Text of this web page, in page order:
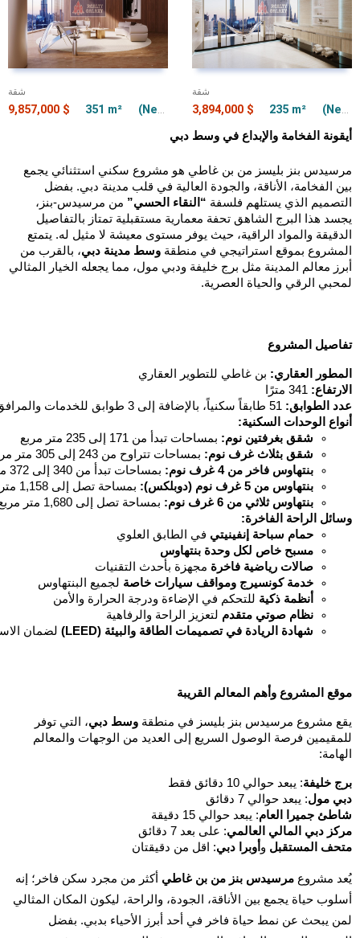
شقة
9,857,000 $ 351 m² (Net) 351 m² 4 + 1
شقة
3,894,000 $ 235 m² (Net) 235 m²
أيقونة الفخامة والإبداع في وسط دبي
مرسيدس بنز بليسز من بن غاطي هو مشروع سكني استثنائي يجمع
بين الفخامة، الأناقة، والجودة العالية في قلب مدينة دبي. بفضل
التصميم الذي يستلهم فلسفة “النقاء الحسي” من مرسيدس-بنز،
يجسد هذا البرج الشاهق تحفة معمارية مستقبلية تمتاز بالتفاصيل
الدقيقة والمواد الراقية، حيث يوفر مستوى معيشة لا مثيل له. يتمتع
المشروع بموقع استراتيجي في منطقة وسط مدينة دبي، بالقرب من
أبرز معالم المدينة مثل برج خليفة ودبي مول، مما يجعله الخيار المثالي
لمحبي الرقي والحياة العصرية.
تفاصيل المشروع
المطور العقاري: بن غاطي للتطوير العقاري
الارتفاع:
عدد الطوابق:
أنواع الوحدات السكنية:
شقق بغرفتين نوم: بمساحات تبدأ من 171 إلى 235 متر مربع
شقق بثلاث غرف نوم: بمساحات تتراوح من 243 إلى 305 متر مربع
بنتهاوس فاخر من 4 غرف نوم:
بمساحات تبدأ من 340 إلى 372 متر مربع
بنتهاوس من 5 غرف نوم (دوبلكس):
بمساحة تصل إلى 1,158 متر مربع
بنتهاوس ثلاثي من 6 غرف نوم:
بمساحة تصل إلى 1,680 متر مربع
وسائل الراحة الفاخرة:
حمام سباحة إنفينيتي في الطابق العلوي
مسبح خاص لكل وحدة بنتهاوس
صالات رياضية فاخرة مجهزة بأحدث التقنيات
خدمة كونسيرج ومواقف سيارات خاصة لجميع البنتهاوس
أنظمة ذكية للتحكم في الإضاءة ودرجة الحرارة والأمن
نظام صوتي متقدم لتعزيز الراحة والرفاهية
شهادة الريادة في تصميمات الطاقة والبيئة (LEED)
لضمان
موقع المشروع وأهم المعالم القريبة
يقع مشروع مرسيدس بنز بليسز في منطقة وسط دبي، التي توفر
للمقيمين فرصة الوصول السريع إلى العديد من الوجهات والمعالم
الهامة:
برج خليفة: يبعد حوالي 10 دقائق فقط
دبي مول: يبعد حوالي 7 دقائق
شاطئ جميرا العام: يبعد حوالي 15 دقيقة
مركز دبي المالي العالمي: على بعد 7 دقائق
متحف المستقبل و أوبرا دبي: اقل من دقيقتان
يُعد مشروع مرسيدس بنز من بن غاطي أكثر من مجرد سكن فاخر؛ إنه
أسلوب حياة يجمع بين الأناقة، الجودة، والراحة، ليكون المكان المثالي
لمن يبحث عن نمط حياة فاخر في أحد أبرز الأحياء بدبي. بفضل